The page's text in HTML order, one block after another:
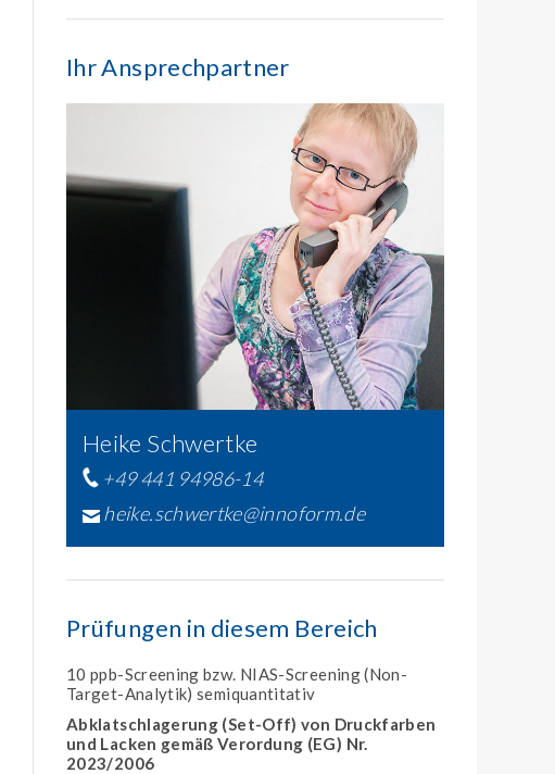
Ihr Ansprechpartner
Heike Schwertke
+49 441 94986-14
heike.schwertke@innoform.de
Prüfungen in diesem Bereich
10 ppb-Screening bzw. NIAS-Screening (Non-
Target-Analytik) semiquantitativ
Abklatschlagerung (Set-Off) von Druckfarben
und Lacken gemäß Verordung (EG) Nr.
2023/2006